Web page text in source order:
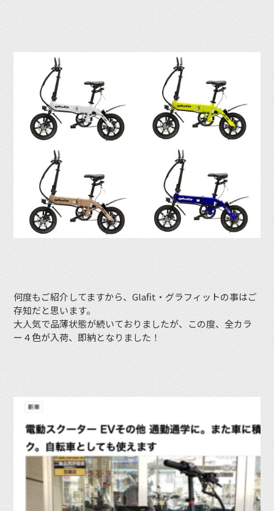
何度もご紹介してますから、Glafit・グラフィットの事はご
存知だと思います。
大人気で品薄状態が続いておりましたが、この度、全カラ
ー４色が入荷、即納となりました！